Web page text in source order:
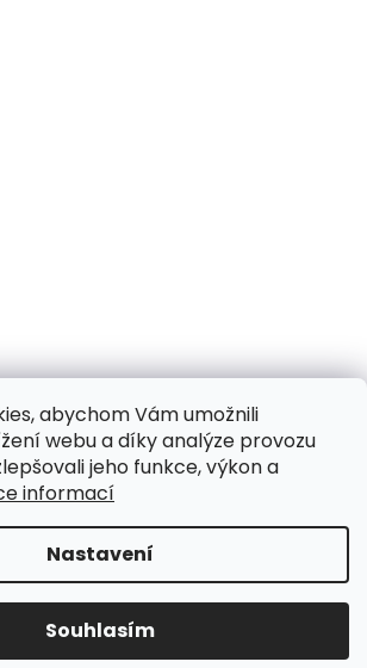
abychom Vám umožnili
webu a díky analýze provozu
jeho funkce, výkon a
informací
Nastavení
Souhlasím
objednávky a dotazy vyřídíme
Během dovolené nevyřizujeme